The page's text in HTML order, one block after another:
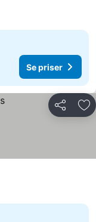
Se priser
Del